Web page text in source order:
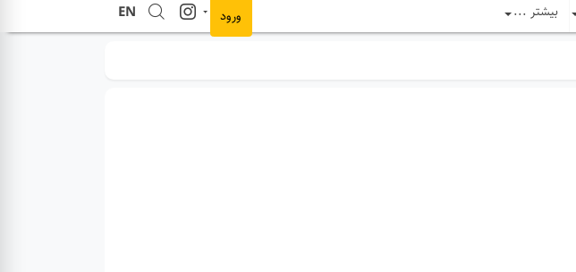
بیشتر ... EN ورود